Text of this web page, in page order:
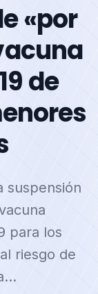
«por
de
suspensión
para los
riesgo de